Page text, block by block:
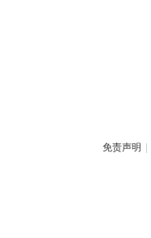
免责声明